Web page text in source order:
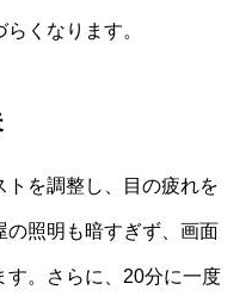
くなります。
トを調整し、目の疲れを
の照明も暗すぎず、画面
す。さらに、20分に一度